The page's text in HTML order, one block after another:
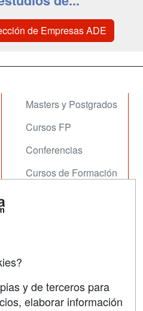
de Empresas ADE
Masters y Postgrados
Cursos FP
Conferencias
Cursos de Formación
y de terceros para
elaborar información